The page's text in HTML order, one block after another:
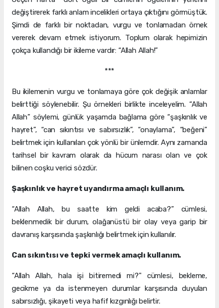
değiştirerek farklı anlam incelikleri ortaya çıktığını görmüştük.
Şimdi de farklı bir noktadan, vurgu ve tonlamadan örnek
vererek devam etmek istiyorum. Toplum olarak hepimizin
çokça kullandığı bir ikileme vardır: “Allah Allah!”
***
Bu ikilemenin vurgu ve tonlamaya göre çok değişik anlamlar
belirttiği söylenebilir. Şu örnekleri birlikte inceleyelim. “Allah
Allah” söylemi, günlük yaşamda bağlama göre “şaşkınlık ve
hayret”, “can sıkıntısı ve sabırsızlık”, “onaylama”, “beğeni”
belirtmek için kullanılan çok yönlü bir ünlemdir. Aynı zamanda
tarihsel bir kavram olarak da hücum narası olan ve çok
bilinen coşku verici sözdür.
Şaşkınlık ve hayret uyandırma amaçlı kullanım.
“Allah Allah, bu saatte kim geldi acaba?” cümlesi,
beklenmedik bir durum, olağanüstü bir olay veya garip bir
davranış karşısında şaşkınlığı belirtmek için kullanılır.
Can sıkıntısı ve tepki vermek amaçlı kullanım.
“Allah Allah, hala işi bitiremedi mi?" cümlesi, bekleme,
gecikme ya da istenmeyen durumlar karşısında duyulan
sabırsızlığı, şikayeti veya hafif kızgınlığı belirtir.